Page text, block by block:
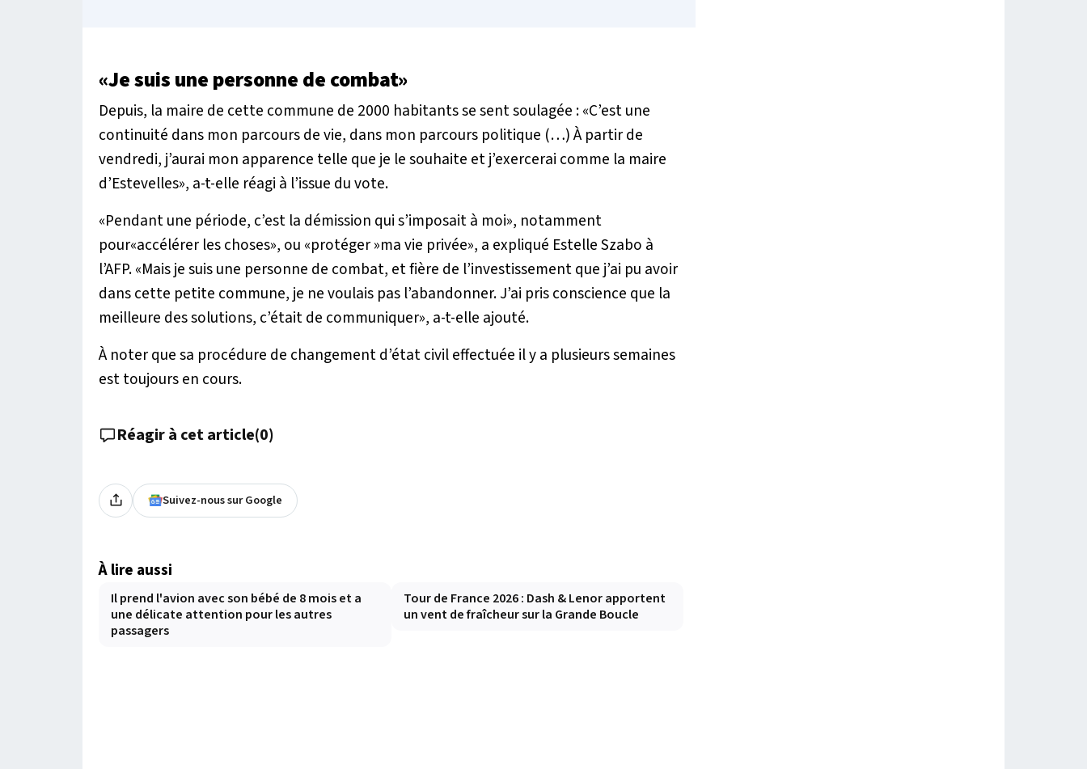
«Je suis une personne de combat»
Depuis, la maire de cette commune de 2000 habitants se sent soulagée : «C’est une
continuité dans mon parcours de vie, dans mon parcours politique (…) À partir de
vendredi, j’aurai mon apparence telle que je le souhaite et j’exercerai comme la maire
d’Estevelles», a-t-elle réagi à l’issue du vote.
«Pendant une période, c’est la démission qui s’imposait à moi», notamment
pour«accélérer les choses», ou «protéger »ma vie privée», a expliqué Estelle Szabo à
l’AFP. «Mais je suis une personne de combat, et fière de l’investissement que j’ai pu avoir
dans cette petite commune, je ne voulais pas l’abandonner. J’ai pris conscience que la
meilleure des solutions, c’était de communiquer», a-t-elle ajouté.
À noter que sa procédure de changement d’état civil effectuée il y a plusieurs semaines
est toujours en cours.
Réagir à cet article(0)
Suivez-nous sur Google
À lire aussi
Il prend l'avion avec son bébé de 8 mois et a
une délicate attention pour les autres
passagers
Tour de France 2026 : Dash & Lenor apportent
un vent de fraîcheur sur la Grande Boucle